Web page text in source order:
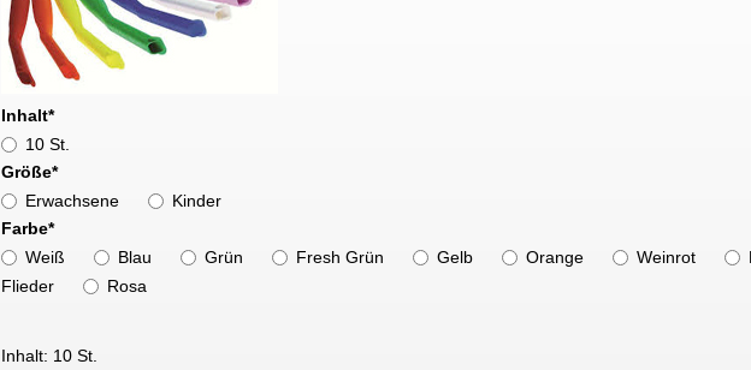
Pflichtfeld
Inhalt*
10 St.
Pflichtfeld
Größe*
Erwachsene
Kinder
Pflichtfeld
Farbe*
Weiß
Blau Grün Fresh Grün Gelb Orange Weinrot
Flieder
Rosa
Inhalt: 10 St.